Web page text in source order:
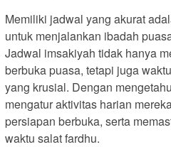
Memiliki jadwal yang akurat
untuk menjalankan ibadah
Jadwal imsakiyah tidak hanya
berbuka puasa, tetapi juga
yang krusial. Dengan
mengatur aktivitas harian
persiapan berbuka, serta
waktu salat fardhu.